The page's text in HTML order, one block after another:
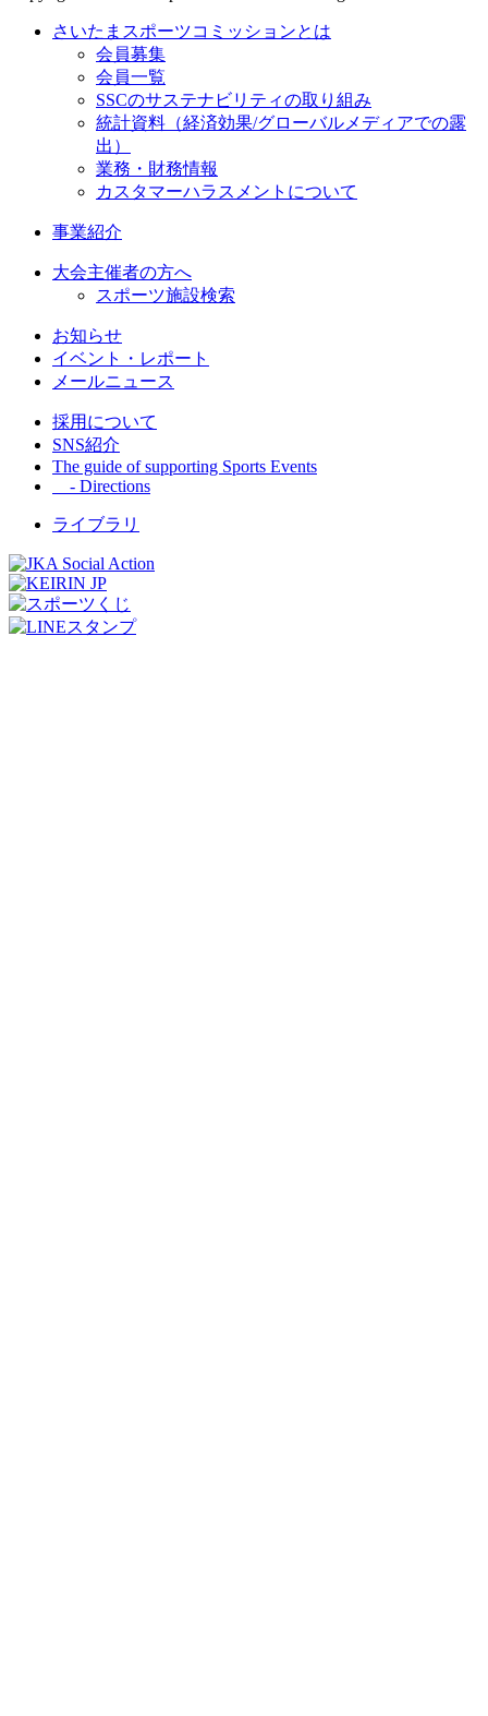
さいたまスポーツコミッションとは
会員募集
会員一覧
SSCのサステナビリティの取り組み
統計資料（経済効果/グローバルメディアでの露
出）
業務・財務情報
カスタマーハラスメントについて
事業紹介
大会主催者の方へ
スポーツ施設検索
お知らせ
イベント・レポート
メールニュース
採用について
SNS紹介
The guide of supporting Sports Events
- Directions
ライブラリ